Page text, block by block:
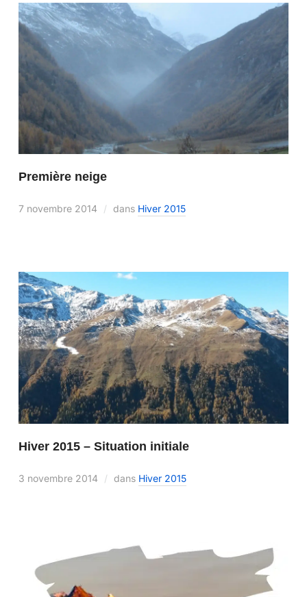
Première neige
7 novembre 2014 dans Hiver 2015
Hiver 2015 – Situation initiale
3 novembre 2014 dans Hiver 2015